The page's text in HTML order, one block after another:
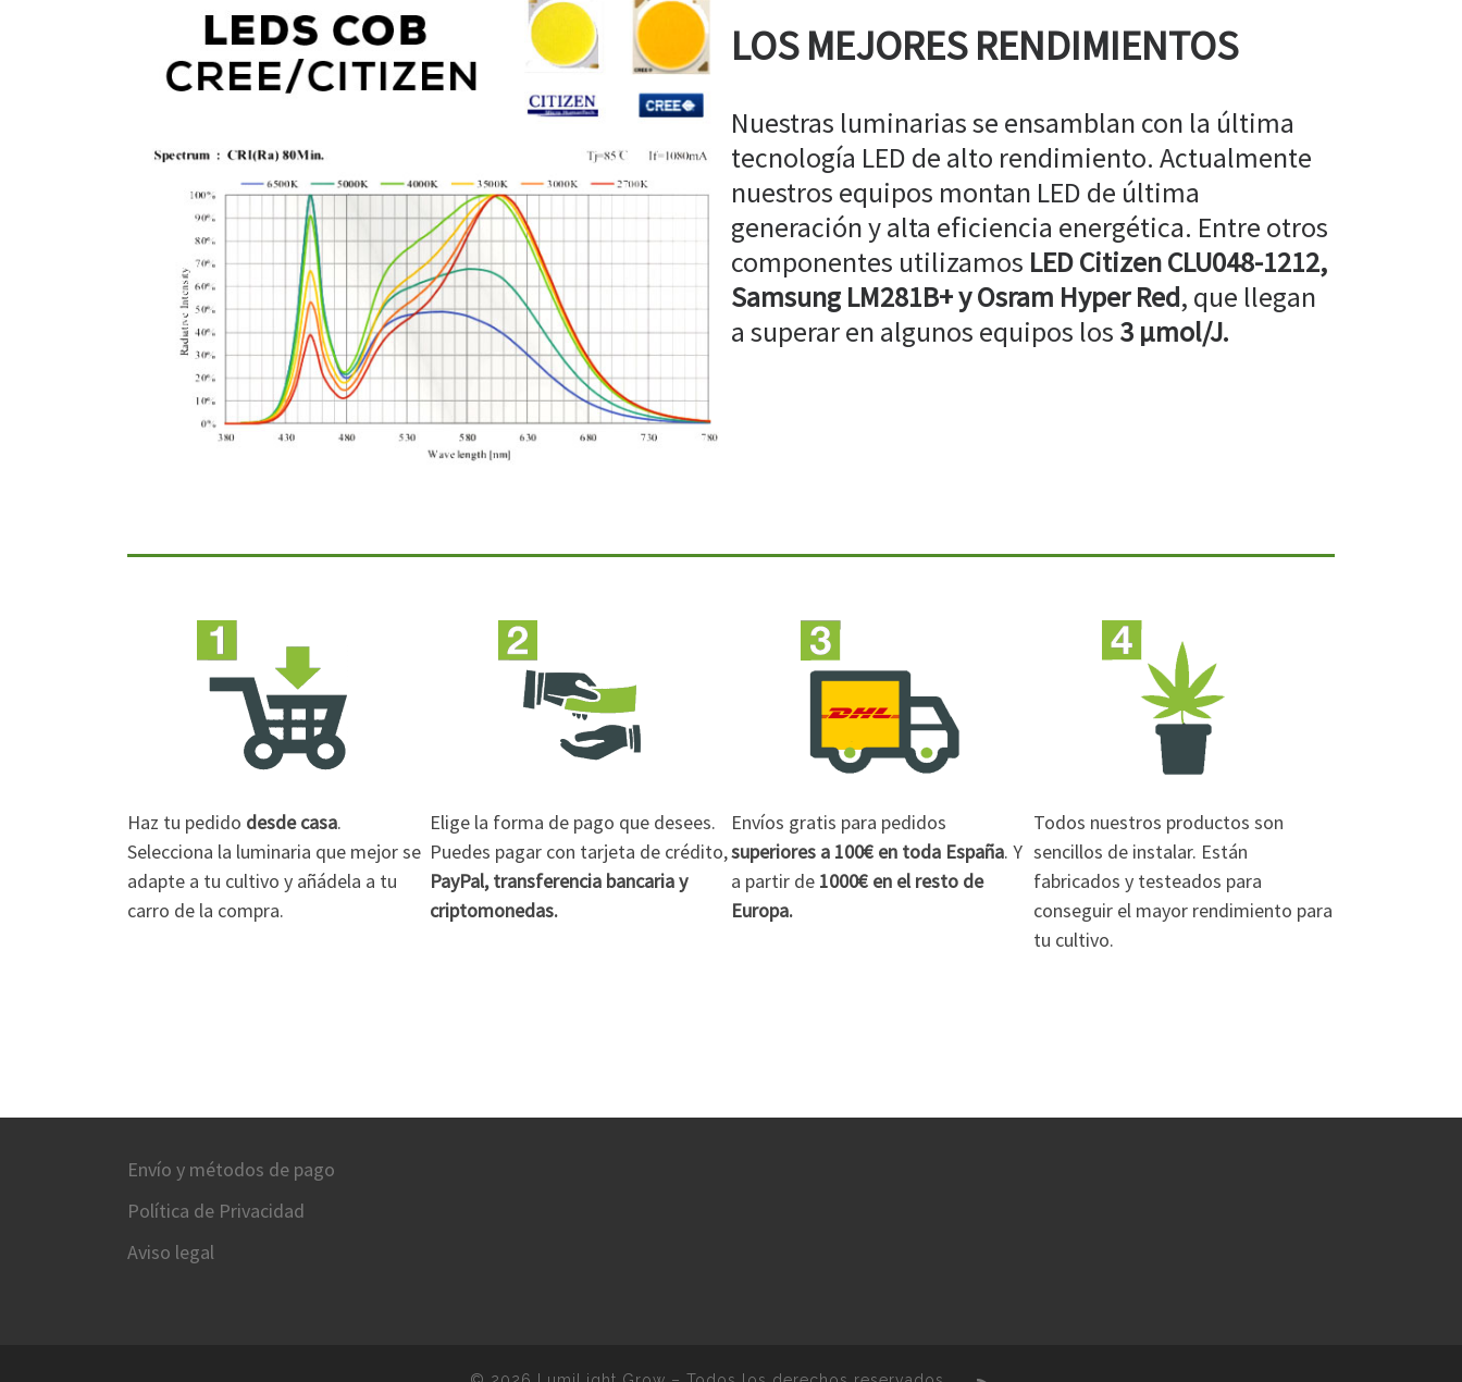
LOS MEJORES RENDIMIENTOS
Nuestras luminarias se ensamblan con la última
tecnología LED de alto rendimiento. Actualmente
nuestros equipos montan LED de última
generación y alta eficiencia energética. Entre otros
componentes utilizamos LED Citizen CLU048-1212,
Samsung LM281B+ y Osram Hyper Red, que llegan
a superar en algunos equipos los 3 µmol/J.
Haz tu pedido desde casa.
Selecciona la luminaria que mejor se
adapte a tu cultivo y añádela a tu
carro de la compra.
Elige la forma de pago que desees.
Puedes pagar con tarjeta de crédito,
PayPal, transferencia bancaria y
criptomonedas.
Envíos gratis para pedidos
superiores a 100€ en toda España. Y
a partir de 1000€ en el resto de
Europa.
Todos nuestros productos son
sencillos de instalar. Están
fabricados y testeados para
conseguir el mayor rendimiento para
tu cultivo.
Envío y métodos de pago
Política de Privacidad
Aviso legal